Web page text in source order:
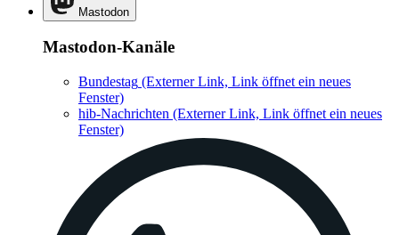
Mastodon
Mastodon-Kanäle
Bundestag (Externer Link, Link öffnet ein neues
Fenster)
hib-Nachrichten (Externer Link, Link öffnet ein neues
Fenster)